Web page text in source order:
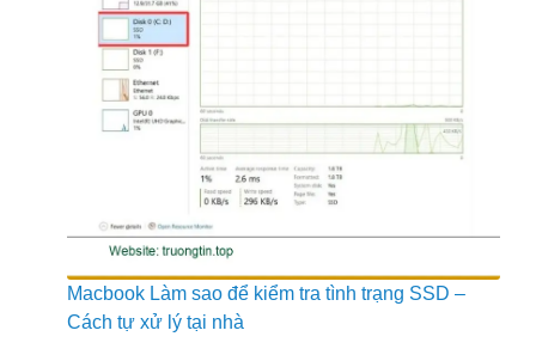
Macbook Làm sao để kiểm tra tình trạng SSD –
Cách tự xử lý tại nhà